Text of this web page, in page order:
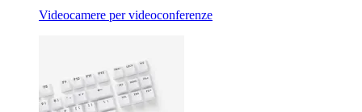
Videocamere per videoconferenze